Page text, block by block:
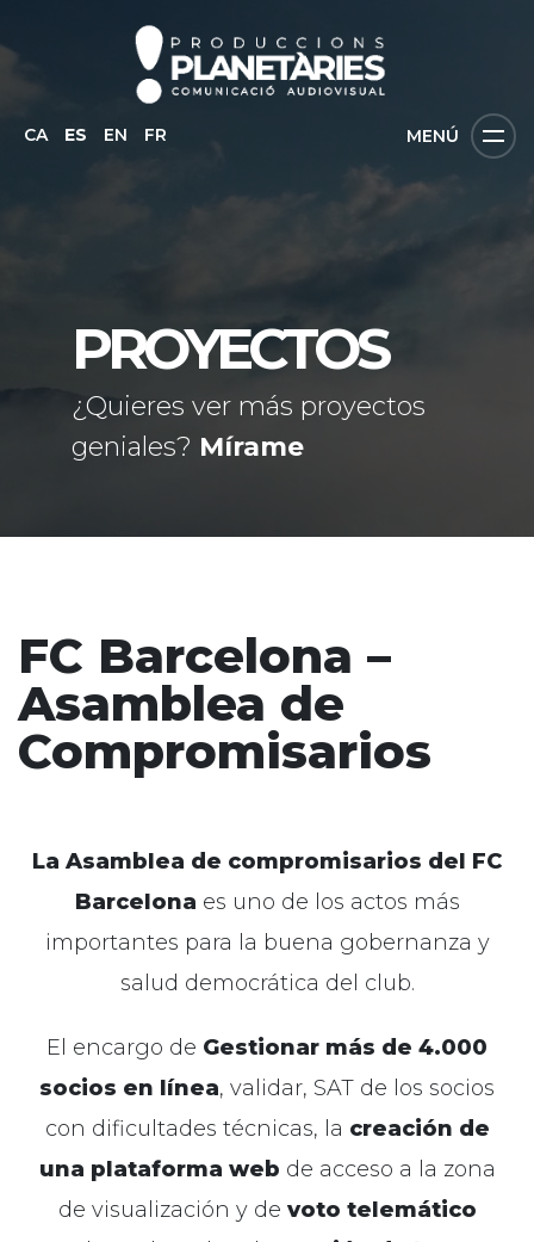
CA ES EN FR MENÚ
PROYECTOS
¿Quieres ver más proyectos
geniales? Mírame
FC Barcelona –
Asamblea de
Compromisarios
La Asamblea de compromisarios del FC
Barcelona es uno de los actos más
importantes para la buena gobernanza y
salud democrática del club.
El encargo de Gestionar más de 4.000
socios en línea, validar, SAT de los socios
con dificultades técnicas, la creación de
una plataforma web de acceso a la zona
de visualización y de voto telemático